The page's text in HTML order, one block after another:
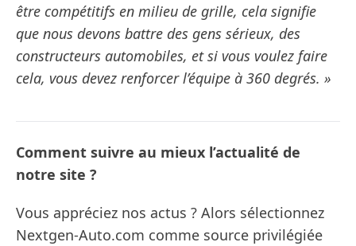
être compétitifs en milieu de grille, cela signifie
que nous devons battre des gens sérieux, des
constructeurs automobiles, et si vous voulez faire
cela, vous devez renforcer l’équipe à 360 degrés. »
Comment suivre au mieux l’actualité de
notre site ?
Vous appréciez nos actus ? Alors sélectionnez
Nextgen-Auto.com comme source privilégiée